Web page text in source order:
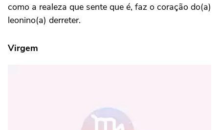
como a realeza que sente que é, faz o coração do(a)
leonino(a) derreter.
Virgem